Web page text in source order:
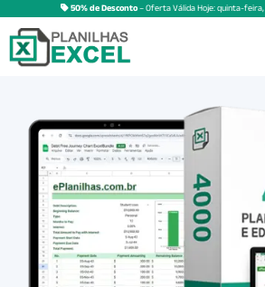
50% de Desconto– Oferta Válida Hoje:quinta-feira,